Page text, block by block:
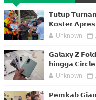
𝗧𝘂𝘁𝘂𝗽
𝗞𝗼𝘀𝘁𝗲𝗿
Unknown
𝗚𝗮𝗹𝗮𝘅𝘆 𝗭
𝗵𝗶𝗻𝗴𝗴𝗮
Unknown
𝗣𝗲𝗺𝗸𝗮𝗯